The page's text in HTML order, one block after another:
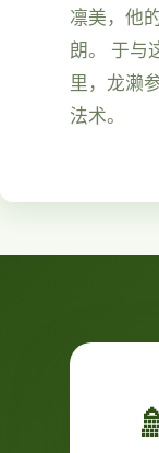
凛美，他
朗。 于与
里，龙濑
法术。